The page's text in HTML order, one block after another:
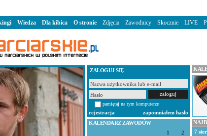
ZALOGUJ SIĘ
pamiętaj na tym komputerze
rejestracja
zapomniałem hasło
KALENDARZ ZAWODÓW
1
2
7
Wiedza Dla kibica O stronie Zdjęcia Zawodnicy Skocznie LIVE